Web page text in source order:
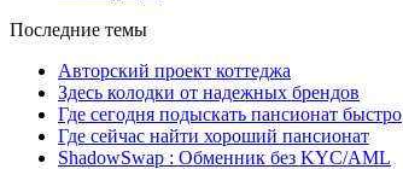
Последние темы
Авторский проект коттеджа
Здесь колодки от надежных брендов
Где сегодня подыскать пансионат быстро
Где сейчас найти хороший пансионат
ShadowSwap : Обменник без KYC/AML